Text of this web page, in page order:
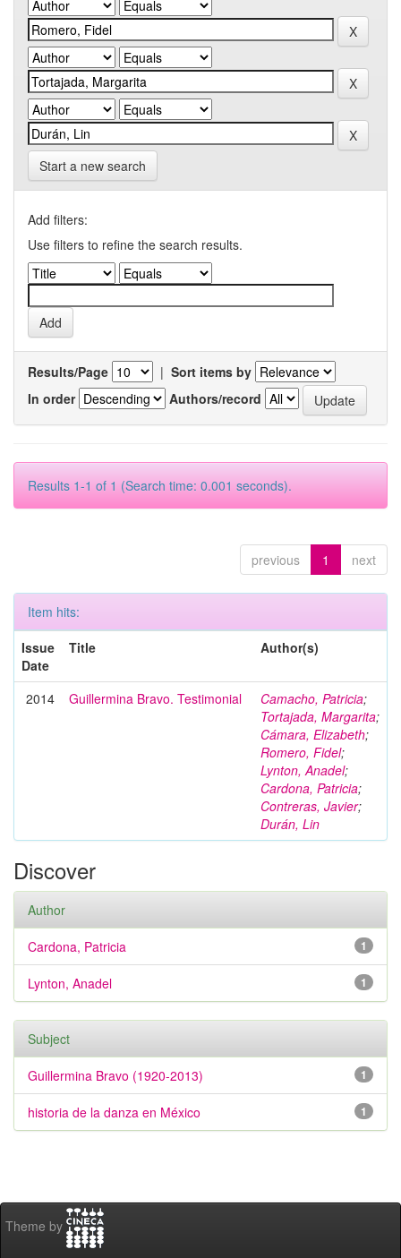
Start a new search
Add filters:
Use filters to refine the search results.
Results/Page | Sort items by
In order
Authors/record
Results 1-1 of 1 (Search time: 0.001 seconds).
previous 1 next
Item hits:
Issue
Date
Title Author(s)
2014 Guillermina Bravo. Testimonial Camacho, Patricia;
Tortajada, Margarita;
Cámara, Elizabeth;
Romero, Fidel;
Lynton, Anadel;
Cardona, Patricia;
Contreras, Javier;
Durán, Lin
Discover
Author
1
Cardona, Patricia
1
Lynton, Anadel
Subject
1
Guillermina Bravo (1920-2013)
1
historia de la danza en México
Theme by